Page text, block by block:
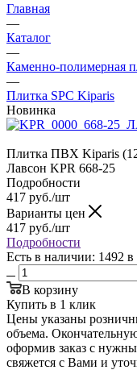
Главная
—
Каталог
—
Каменно-полимерная
—
Плитка SPC Kiparis
Новинка
Плитка ПВХ Kiparis
Лавсон KPR 668-25
Подробности
417 руб./шт
Варианты цен
417 руб./шт
Подробности
Есть в наличии: 1492 в
В корзину
Купить в 1 клик
Цены указаны
объема.
оформив заказ с
свяжется с Вами и